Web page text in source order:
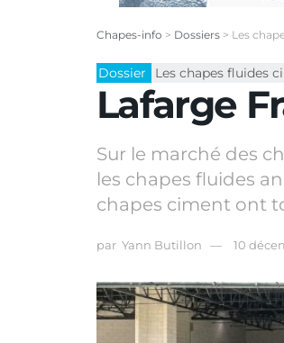
Chapes-info > Dossiers > Les
Dossier Les chapes fluides
Lafarge
Sur le marché des
les chapes fluides
chapes ciment ont
par Yann Butillon 10